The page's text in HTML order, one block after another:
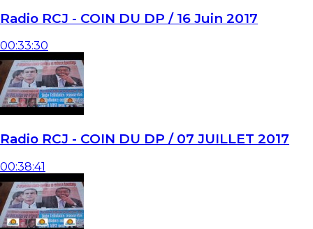
Radio RCJ - COIN DU DP / 16 Juin 2017
00:33:30
Radio RCJ - COIN DU DP / 07 JUILLET 2017
00:38:41